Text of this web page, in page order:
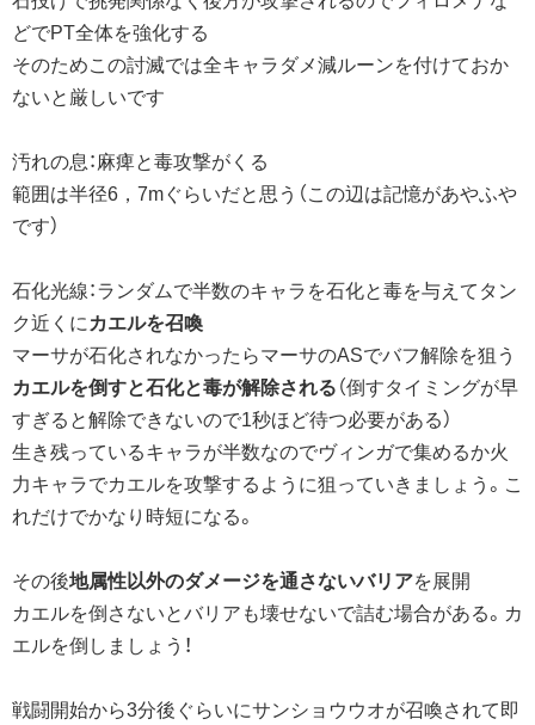
どでPT全体を強化する
そのためこの討滅では全キャラダメ減ルーンを付けておか
ないと厳しいです
汚れの息：麻痺と毒攻撃がくる
範囲は半径6，7mぐらいだと思う（この辺は記憶があやふや
です）
石化光線：ランダムで半数のキャラを石化と毒を与えてタン
ク近くにカエルを召喚
マーサが石化されなかったらマーサのASでバフ解除を狙う
カエルを倒すと石化と毒が解除される（倒すタイミングが早
すぎると解除できないので1秒ほど待つ必要がある）
生き残っているキャラが半数なのでヴィンガで集めるか火
力キャラでカエルを攻撃するように狙っていきましょう。こ
れだけでかなり時短になる。
その後地属性以外のダメージを通さないバリアを展開
カエルを倒さないとバリアも壊せないで詰む場合がある。カ
エルを倒しましょう！
戦闘開始から3分後ぐらいにサンショウウオが召喚されて即